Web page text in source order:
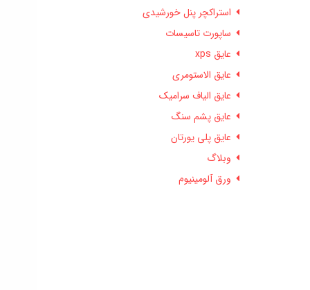
استراکچر پنل خورشیدی
ساپورت تاسیسات
عایق xps
عایق الاستومری
عایق الیاف سرامیک
عایق پشم سنگ
عایق پلی یورتان
وبلاگ
ورق آلومینیوم